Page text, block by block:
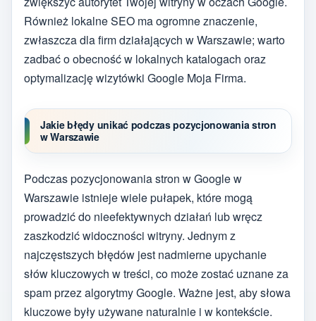
Również lokalne SEO ma ogromne znaczenie,
zwłaszcza dla firm działających w Warszawie; warto
zadbać o obecność w lokalnych katalogach oraz
optymalizację wizytówki Google Moja Firma.
Jakie błędy unikać podczas pozycjonowania stron
w Warszawie
Podczas pozycjonowania stron w Google w
Warszawie istnieje wiele pułapek, które mogą
prowadzić do nieefektywnych działań lub wręcz
zaszkodzić widoczności witryny. Jednym z
najczęstszych błędów jest nadmierne upychanie
słów kluczowych w treści, co może zostać uznane za
spam przez algorytmy Google. Ważne jest, aby słowa
kluczowe były używane naturalnie i w kontekście.